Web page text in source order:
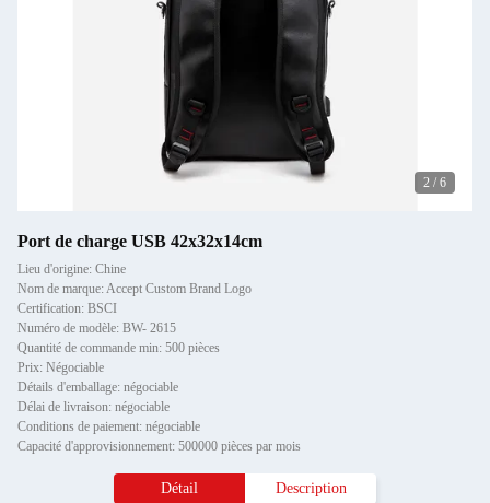
2 / 6
Port de charge USB 42x32x14cm
Lieu d'origine: Chine
Nom de marque: Accept Custom Brand Logo
Certification: BSCI
Numéro de modèle: BW- 2615
Quantité de commande min: 500 pièces
Prix: Négociable
Détails d'emballage: négociable
Délai de livraison: négociable
Conditions de paiement: négociable
Capacité d'approvisionnement: 500000 pièces par mois
Détail Description